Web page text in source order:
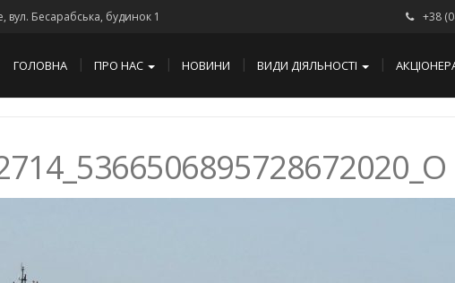
вул. Бесарабська, будинок 1 +38
ГОЛОВНА ПРО НАС НОВИНИ ВИДИ ДІЯЛЬНОСТІ